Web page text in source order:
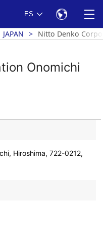
ES
JAPAN Nitto Denko
Onomichi
Hiroshima, 722-0212,